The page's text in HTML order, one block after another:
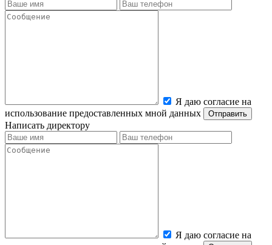
Я даю согласие на
использование предоставленных мной данных
Написать директору
Я даю согласие на